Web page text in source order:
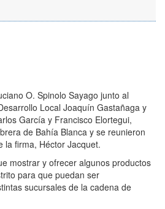
O. Spinolo Sayago junto al
Local Joaquín Gastañaga y
García y Francisco Elortegui,
de Bahía Blanca y se reunieron
la firma, Héctor Jacquet.
mostrar y ofrecer algunos productos
para que puedan ser
sucursales de la cadena de